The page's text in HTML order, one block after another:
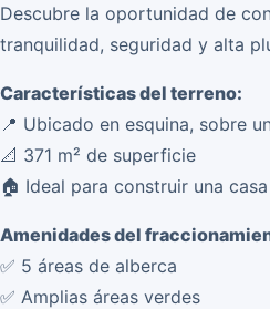
Descubre la oportunidad de
tranquilidad, seguridad y alta
Características del terreno:
📍 Ubicado en esquina, sobre
📐 371 m² de superficie
🏠 Ideal para construir una
Amenidades del
✅ 5 áreas de alberca
✅ Amplias áreas verdes